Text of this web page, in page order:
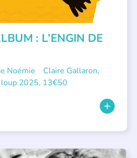
: L’ENGIN DE
Noémie Claire Gallaron,
2025, 13€50